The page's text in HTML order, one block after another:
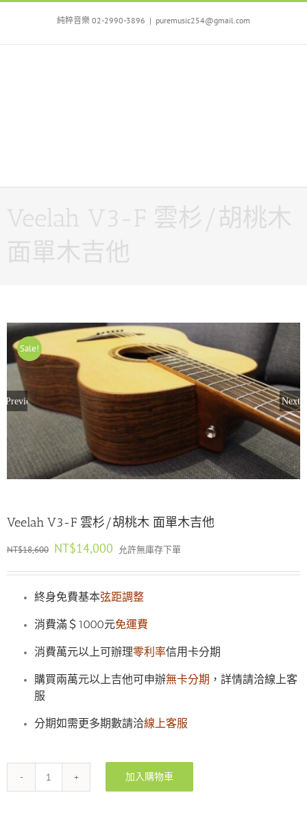
Skip
純粹音樂 02-2990-3896 | puremusic254@gmail.com
Veelah V3-F 雲杉/胡桃木
面單木吉他
Sale!
Previous Next
Veelah V3-F 雲杉/胡桃木 面單木吉他
NT$18,600 原
價
NT$18,600。
NT$14,000 目
價
NT$14,000。
允許無庫存下單
終身免費基本弦距調整
消費滿＄1000元免運費
消費萬元以上可辦理零利率信用卡分期
購買兩萬元以上吉他可申辦無卡分期 ，詳情請洽線上客
服
分期如需更多期數請洽線上客服
Veelah
加入購物車